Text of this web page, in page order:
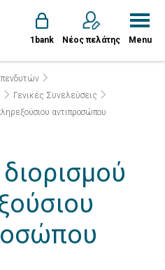
1bank Νέος πελάτης Menu
Γενικές Συνελεύσεις
αντιπροσώπου